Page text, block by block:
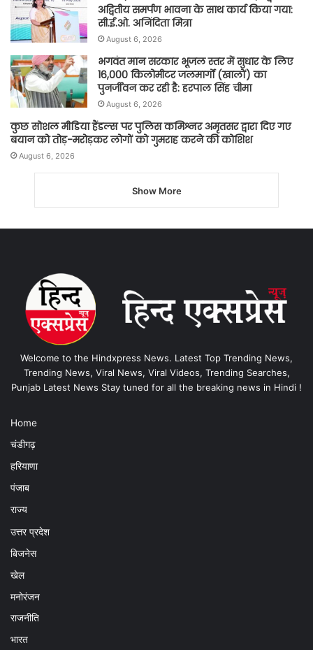
अद्वितीय समर्पण भावना के साथ कार्य किया गया:
सी.ई.ओ. अनिंदिता मित्रा
August 6, 2026
भगवंत मान सरकार भूजल स्तर में सुधार के लिए
16,000 किलोमीटर जलमार्गों (खालों) का
पुनर्जीवन कर रही है: हरपाल सिंह चीमा
August 6, 2026
कुछ सोशल मीडिया हैंडल्स पर पुलिस कमिश्नर अमृतसर द्वारा दिए गए
बयान को तोड़-मरोड़कर लोगों को गुमराह करने की कोशिश
August 6, 2026
Show More
Welcome to the Hindxpress News. Latest Top Trending News,
Trending News, Viral News, Viral Videos, Trending Searches,
Punjab Latest News Stay tuned for all the breaking news in Hindi !
Home
चंडीगढ़
हरियाणा
पंजाब
राज्य
उत्तर प्रदेश
बिजनेस
खेल
मनोरंजन
राजनीति
भारत